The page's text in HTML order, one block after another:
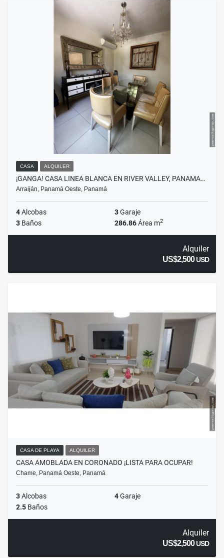
CASA ALQUILER
¡GANGA! CASA LINEA BLANCA EN RIVER VALLEY, PANAMA…
Arraiján, Panamá Oeste, Panamá
4Alcobas 3Garaje
3 Baños 286.86Área m2
Alquiler
US$2,500USD
CASA DE PLAYA ALQUILER
CASA AMOBLADA EN CORONADO ¡LISTA PARA OCUPAR!
Chame, Panamá Oeste, Panamá
3Alcobas 4Garaje
2.5 Baños
Alquiler
US$2,500USD